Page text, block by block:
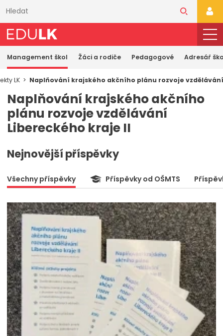
obsahu
Management škol Žáci a rodiče Pedagogové Adresář
LK Naplňování krajského akčního plánu rozvoje
Naplňování krajského akčního
plánu rozvoje vzdělávání
Libereckého kraje II
Nejnovější příspěvky
Všechny příspěvky Příspěvky od OŠMTS